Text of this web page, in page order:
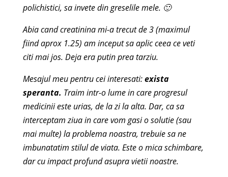
polichistici, sa invete din greselile mele. 🙂
Abia cand creatinina mi-a trecut de 3 (maximul
fiind aprox 1.25) am inceput sa aplic ceea ce veti
citi mai jos. Deja era putin prea tarziu.
Mesajul meu pentru cei interesati:exista
speranta. Traim intr-o lume in care progresul
medicinii este urias, de la zi la alta. Dar, ca sa
interceptam ziua in care vom gasi o solutie (sau
mai multe) la problema noastra, trebuie sa ne
imbunatatim stilul de viata. Este o mica schimbare,
dar cu impact profund asupra vietii noastre.